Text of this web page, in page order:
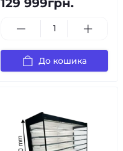
129 999грн.
До кошика